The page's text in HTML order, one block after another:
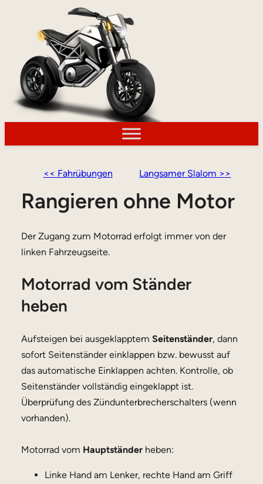
<< Fahrübungen Langsamer Slalom >>
Rangieren ohne Motor
Der Zugang zum Motorrad erfolgt immer von der
linken Fahrzeugseite.
Motorrad vom Ständer
heben
Aufsteigen bei ausgeklapptemSeitenständer, dann
sofort Seitenständer einklappen bzw. bewusst auf
das automatische Einklappen achten. Kontrolle, ob
Seitenständer vollständig eingeklappt ist.
Überprüfung des Zündunterbrecherschalters (wenn
vorhanden).
Motorrad vom Hauptständer heben:
Linke Hand am Lenker, rechte Hand am Griff